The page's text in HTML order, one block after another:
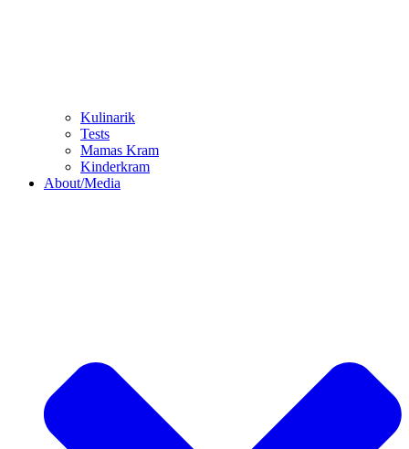
Kulinarik
Tests
Mamas Kram
Kinderkram
About/Media